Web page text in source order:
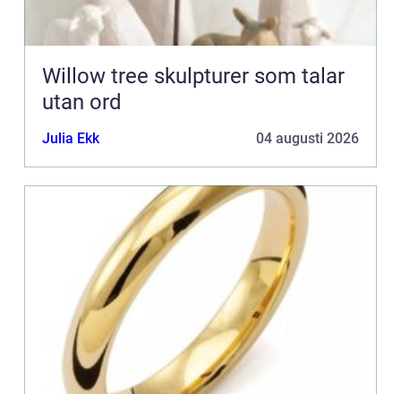
Willow tree skulpturer som talar
utan ord
Julia Ekk 04 augusti 2026